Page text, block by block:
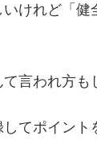
けれど「健
言われ方も
てポイント